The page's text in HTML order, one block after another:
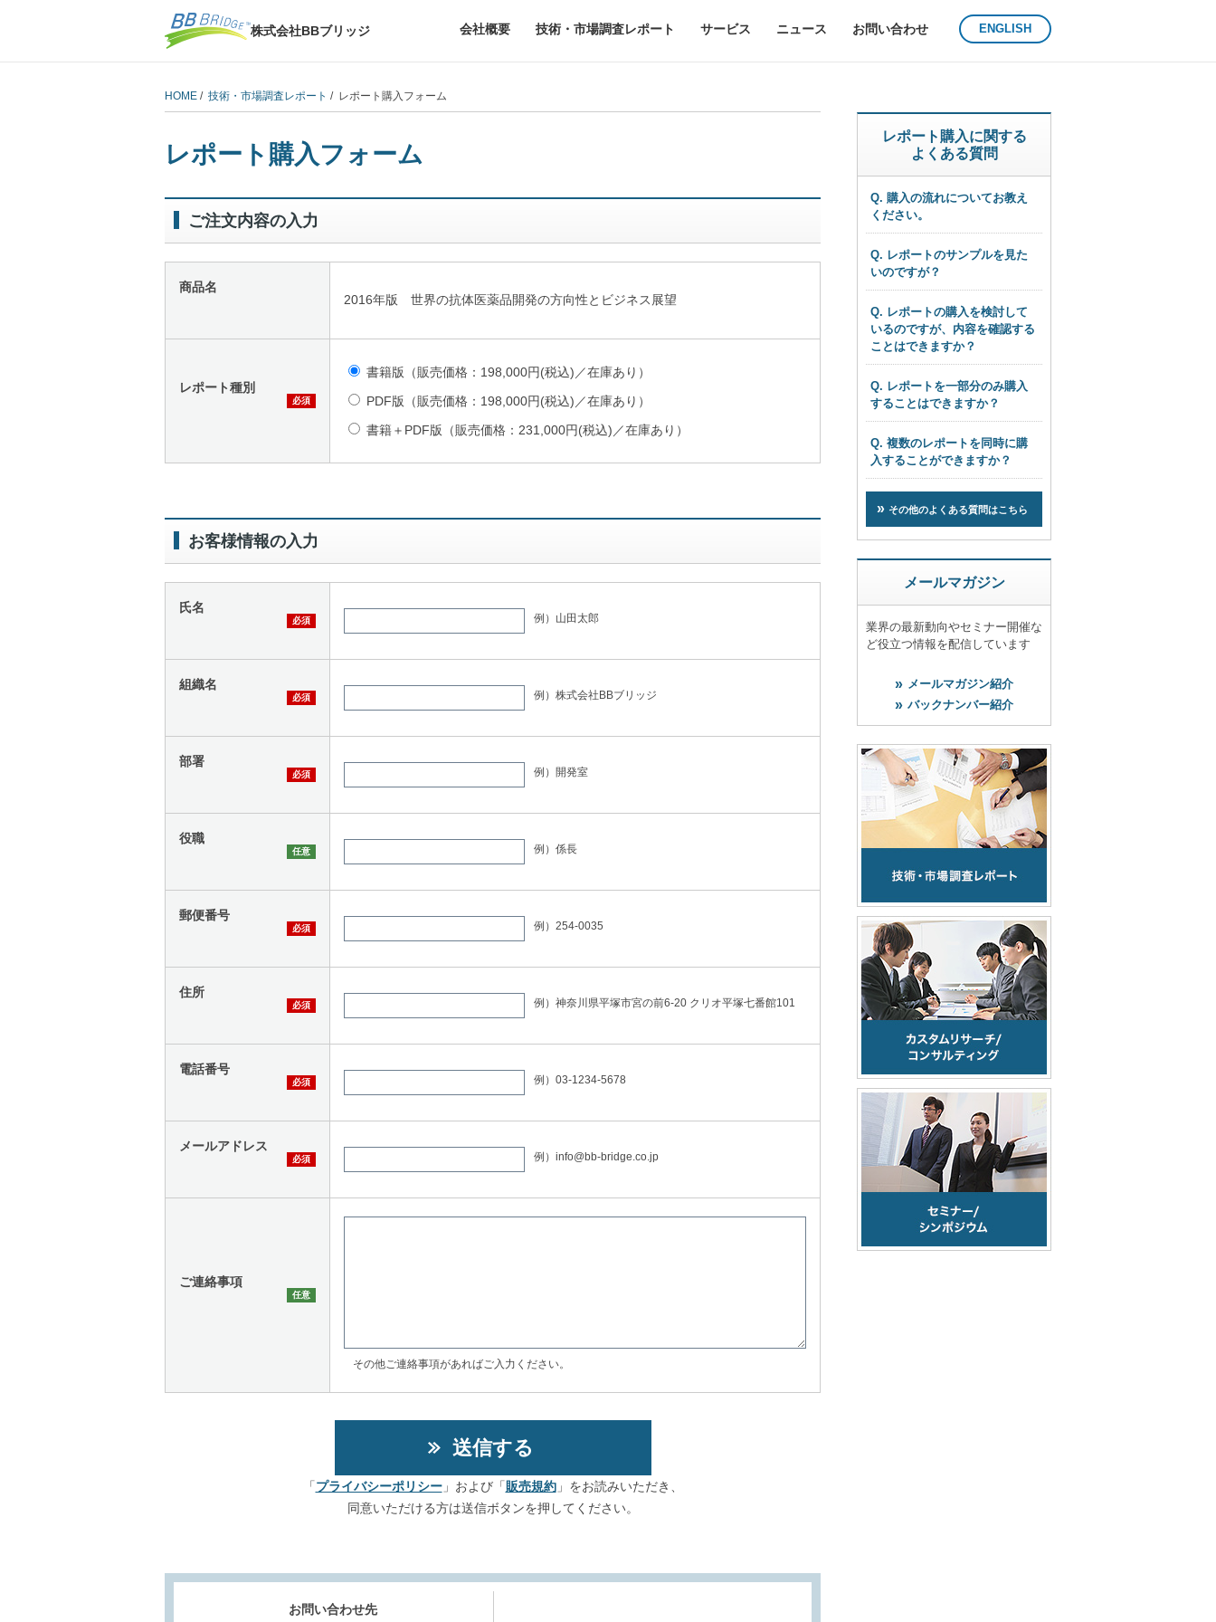
株式会社BBブリッジ 会社概要 技術・市場調査レポート サービス ニュース お問い合わせ ENGLISH
HOME / 技術・市場調査レポート / レポート購入フォーム
レポート購入フォーム
ご注文内容の入力
商品名
2016年版 世界の抗体医薬品開発の方向性とビジネス展望
レポート種別
書籍版（販売価格：198,000円(税込)／在庫あり）
PDF版（販売価格：198,000円(税込)／在庫あり）
書籍＋PDF版（販売価格：231,000円(税込)／在庫あり）
お客様情報の入力
氏名
例）山田太郎
組織名
例）株式会社BBブリッジ
部署
例）開発室
役職
例）係長
郵便番号
例）254-0035
住所
例）神奈川県平塚市宮の前6-20 クリオ平塚七番館101
電話番号
例）03-1234-5678
メールアドレス
例）info@bb-bridge.co.jp
ご連絡事項
その他ご連絡事項があればご入力ください。
「プライバシーポリシー」および「 販売規約」をお読みいただき、
同意いただける方は送信ボタンを押してください。
お問い合わせ先
レポート購入に関する
よくある質問
Q. 購入の流れについてお教え
ください。
Q. レポートのサンプルを見た
いのですが？
Q. レポートの購入を検討して
いるのですが、内容を確認する
ことはできますか？
Q. レポートを一部分のみ購入
することはできますか？
Q. 複数のレポートを同時に購
入することができますか？
その他のよくある質問はこちら
メールマガジン
業界の最新動向やセミナー開催な
ど役立つ情報を配信しています
メールマガジン紹介
バックナンバー紹介